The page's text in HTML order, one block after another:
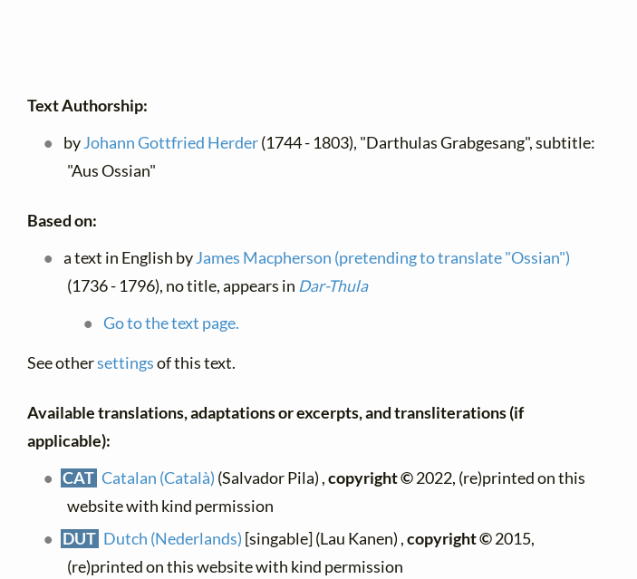
Text Authorship:
byJohann Gottfried Herder(1744 - 1803), "Darthulas Grabgesang", subtitle:
"Aus Ossian"
Based on:
a text in English byJames Macpherson (pretending to translate "Ossian")
(1736 - 1796), no title, appears in Dar-Thula
Go to the text page.
See othersettingsof this text.
Available translations, adaptations or excerpts, and transliterations (if
applicable):
CAT Catalan (Català) (Salvador Pila) ,copyright ©2022, (re)printed on this
website with kind permission
DUT Dutch (Nederlands) [singable] (Lau Kanen) ,copyright ©2015,
(re)printed on this website with kind permission